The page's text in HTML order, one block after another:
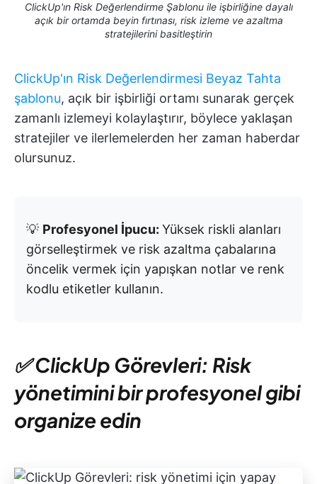
ClickUp'ın Risk Değerlendirme Şablonu ile işbirliğine dayalı
açık bir ortamda beyin fırtınası, risk izleme ve azaltma
stratejilerini basitleştirin
ClickUp'ın Risk Değerlendirmesi Beyaz Tahta
şablonu, açık bir işbirliği ortamı sunarak gerçek
zamanlı izlemeyi kolaylaştırır, böylece yaklaşan
stratejiler ve ilerlemelerden her zaman haberdar
olursunuz.
💡 Profesyonel İpucu: Yüksek riskli alanları
görselleştirmek ve risk azaltma çabalarına
öncelik vermek için yapışkan notlar ve renk
kodlu etiketler kullanın.
✅ ClickUp Görevleri: Risk
yönetimini bir profesyonel gibi
organize edin